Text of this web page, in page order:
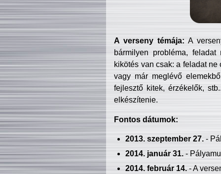
A verseny témája: A
bármilyen probléma, feladat
kikötés van csak: a feladat
vagy már meglévő
fejlesztő kitek, érzékelők,
elkészítenie.
Fontos dátumok:
2013. szeptember 27.-
2014. január 31.-
2014. február 14.- A